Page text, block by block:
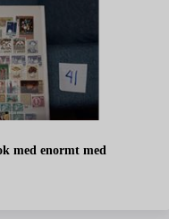
med enormt med